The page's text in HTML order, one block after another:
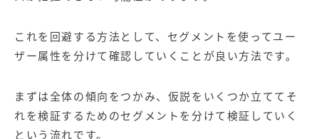
これを回避する方法として、セグメントを使ってユー
ザー属性を分けて確認していくことが良い方法です。
まずは全体の傾向をつかみ、仮説をいくつか立ててそ
れを検証するためのセグメントを分けて検証していく
という流れです。